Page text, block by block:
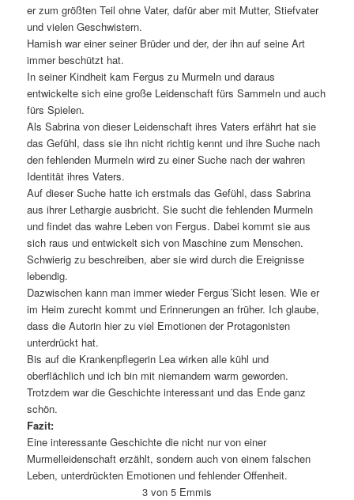
er zum größten Teil ohne Vater, dafür aber mit Mutter, Stiefvater
und vielen Geschwistern.
Hamish war einer seiner Brüder und der, der ihn auf seine Art
immer beschützt hat.
In seiner Kindheit kam Fergus zu Murmeln und daraus
entwickelte sich eine große Leidenschaft fürs Sammeln und auch
fürs Spielen.
Als Sabrina von dieser Leidenschaft ihres Vaters erfährt hat sie
das Gefühl, dass sie ihn nicht richtig kennt und ihre Suche nach
den fehlenden Murmeln wird zu einer Suche nach der wahren
Identität ihres Vaters.
Auf dieser Suche hatte ich erstmals das Gefühl, dass Sabrina
aus ihrer Lethargie ausbricht. Sie sucht die fehlenden Murmeln
und findet das wahre Leben von Fergus. Dabei kommt sie aus
sich raus und entwickelt sich von Maschine zum Menschen.
Schwierig zu beschreiben, aber sie wird durch die Ereignisse
lebendig.
Dazwischen kann man immer wieder Fergus´Sicht lesen. Wie er
im Heim zurecht kommt und Erinnerungen an früher. Ich glaube,
dass die Autorin hier zu viel Emotionen der Protagonisten
unterdrückt hat.
Bis auf die Krankenpflegerin Lea wirken alle kühl und
oberflächlich und ich bin mit niemandem warm geworden.
Trotzdem war die Geschichte interessant und das Ende ganz
schön.
Fazit:
Eine interessante Geschichte die nicht nur von einer
Murmelleidenschaft erzählt, sondern auch von einem falschen
Leben, unterdrückten Emotionen und fehlender Offenheit.
3 von 5 Emmis